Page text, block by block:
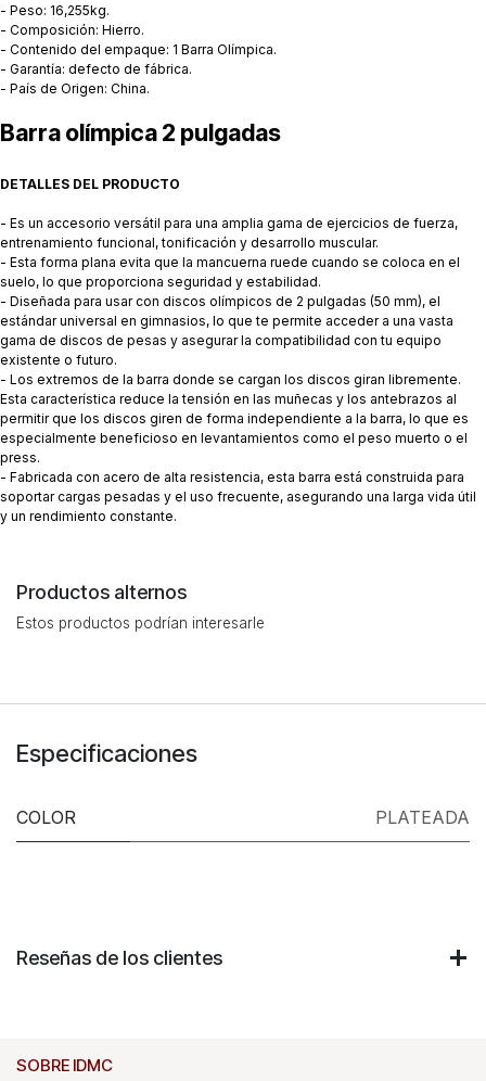
- Peso: 16,255kg.
- Composición: Hierro.
- Contenido del empaque: 1 Barra Olímpica.
- Garantía: defecto de fábrica.
- País de Origen: China.
Barra olímpica 2 pulgadas
DETALLES DEL PRODUCTO
- Es un accesorio versátil para una amplia gama de ejercicios de fuerza,
entrenamiento funcional, tonificación y desarrollo muscular.
- Esta forma plana evita que la mancuerna ruede cuando se coloca en el
suelo, lo que proporciona seguridad y estabilidad.
- Diseñada para usar con discos olímpicos de 2 pulgadas (50 mm), el
estándar universal en gimnasios, lo que te permite acceder a una vasta
gama de discos de pesas y asegurar la compatibilidad con tu equipo
existente o futuro.
- Los extremos de la barra donde se cargan los discos giran libremente.
Esta característica reduce la tensión en las muñecas y los antebrazos al
permitir que los discos giren de forma independiente a la barra, lo que es
especialmente beneficioso en levantamientos como el peso muerto o el
press.
- Fabricada con acero de alta resistencia, esta barra está construida para
soportar cargas pesadas y el uso frecuente, asegurando una larga vida útil
y un rendimiento constante.
Productos alternos
Estos productos podrían interesarle
Especificaciones
COLOR PLATEADA
Reseñas de los clientes
SOBRE IDMC